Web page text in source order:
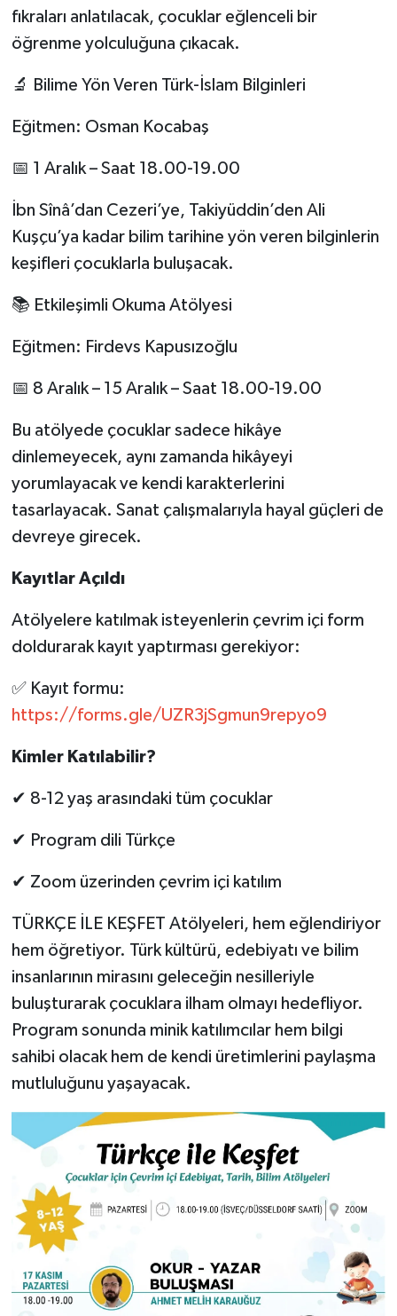
fıkraları anlatılacak, çocuklar eğlenceli bir
öğrenme yolculuğuna çıkacak.
🔬 Bilime Yön Veren Türk-İslam Bilginleri
Eğitmen: Osman Kocabaş
📅 1 Aralık – Saat 18.00-19.00
İbn Sînâ’dan Cezeri’ye, Takiyüddin’den Ali
Kuşçu’ya kadar bilim tarihine yön veren bilginlerin
keşifleri çocuklarla buluşacak.
📚 Etkileşimli Okuma Atölyesi
Eğitmen: Firdevs Kapusızoğlu
📅 8 Aralık – 15 Aralık – Saat 18.00-19.00
Bu atölyede çocuklar sadece hikâye
dinlemeyecek, aynı zamanda hikâyeyi
yorumlayacak ve kendi karakterlerini
tasarlayacak. Sanat çalışmalarıyla hayal güçleri de
devreye girecek.
Kayıtlar Açıldı
Atölyelere katılmak isteyenlerin çevrim içi form
doldurarak kayıt yaptırması gerekiyor:
✅ Kayıt formu:
https://forms.gle/UZR3jSgmun9repyo9
Kimler Katılabilir?
✔ 8-12 yaş arasındaki tüm çocuklar
✔ Program dili Türkçe
✔ Zoom üzerinden çevrim içi katılım
TÜRKÇE İLE KEŞFET Atölyeleri, hem eğlendiriyor
hem öğretiyor. Türk kültürü, edebiyatı ve bilim
insanlarının mirasını geleceğin nesilleriyle
buluşturarak çocuklara ilham olmayı hedefliyor.
Program sonunda minik katılımcılar hem bilgi
sahibi olacak hem de kendi üretimlerini paylaşma
mutluluğunu yaşayacak.